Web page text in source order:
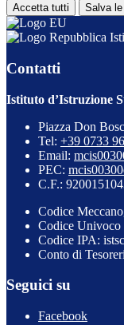
Accetta tutti Salva
Contatti
Istituto d’Istruzione
Piazza Don
Tel: +39 0733
Email:
PEC:
C.F.:
Codice
Codice
Codice IPA:
Conto di
Seguici su
Facebook